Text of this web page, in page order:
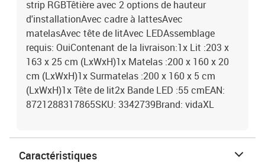
strip RGBTêtière avec 2 options de hauteur
d'installationAvec cadre à lattesAvec
matelasAvec tête de litAvec LEDAssemblage
requis: OuiContenant de la livraison:1x Lit :203 x
163 x 25 cm (LxWxH)1x Matelas :200 x 160 x 20
cm (LxWxH)1x Surmatelas :200 x 160 x 5 cm
(LxWxH)1x Tête de lit2x Bande LED :55 cmEAN:
8721288317865SKU: 3342739Brand: vidaXL
Caractéristiques